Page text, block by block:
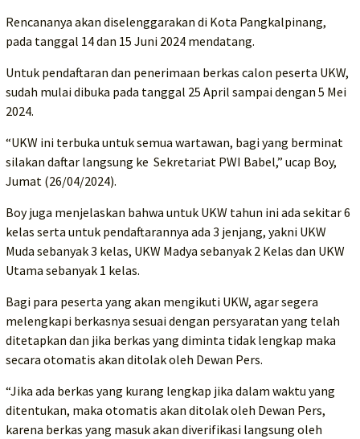
Rencananya akan diselenggarakan di Kota Pangkalpinang,
pada tanggal 14 dan 15 Juni 2024 mendatang.
Untuk pendaftaran dan penerimaan berkas calon peserta UKW,
sudah mulai dibuka pada tanggal 25 April sampai dengan 5 Mei
2024.
“UKW ini terbuka untuk semua wartawan, bagi yang berminat
silakan daftar langsung ke Sekretariat PWI Babel,” ucap Boy,
Jumat (26/04/2024).
Boy juga menjelaskan bahwa untuk UKW tahun ini ada sekitar 6
kelas serta untuk pendaftarannya ada 3 jenjang, yakni UKW
Muda sebanyak 3 kelas, UKW Madya sebanyak 2 Kelas dan UKW
Utama sebanyak 1 kelas.
Bagi para peserta yang akan mengikuti UKW, agar segera
melengkapi berkasnya sesuai dengan persyaratan yang telah
ditetapkan dan jika berkas yang diminta tidak lengkap maka
secara otomatis akan ditolak oleh Dewan Pers.
“Jika ada berkas yang kurang lengkap jika dalam waktu yang
ditentukan, maka otomatis akan ditolak oleh Dewan Pers,
karena berkas yang masuk akan diverifikasi langsung oleh